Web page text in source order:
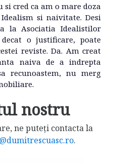
cred ca am o mare doza
si naivitate. Desi
la Asociatia Idealistilor
o justificare, poate
reviste. Da. Am creat
naiva de a indrepta
recunoastem, nu merg
nostru
ne puteți contacta la
.